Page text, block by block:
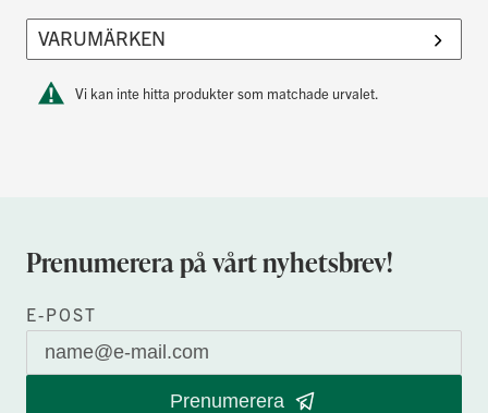
Vi kan inte hitta produkter som matchade urvalet.
Prenumerera på vårt nyhetsbrev!
E-POST
Prenumerera